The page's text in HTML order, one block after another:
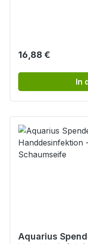
Regulärer Preis:
16,88 €
In
Aquarius